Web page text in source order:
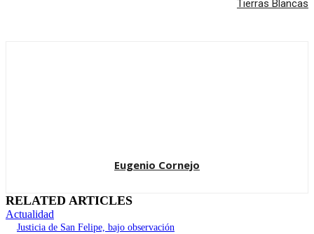
Tierras Blancas
Eugenio Cornejo
RELATED ARTICLES
Actualidad
Justicia de San Felipe, bajo observación